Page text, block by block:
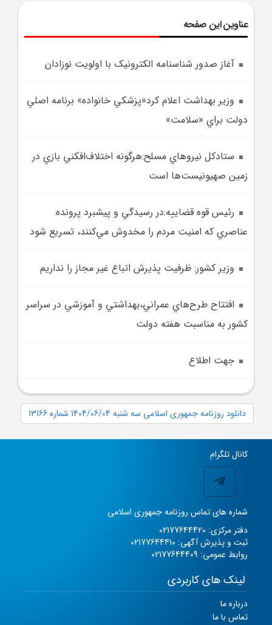
عناوین این صفحه
آغاز صدور شناسنامه الکترونيک با اولويت نوزادان
وزير بهداشت اعلام کرد«پزشکي خانواده» برنامه اصلي
دولت براي «سلامت»
ستادکل نيروهاي مسلح:هرگونه اختلاف‌افکني بازي در
زمين صهيونيست‌ها است
رئيس قوه قضاييه:در رسيدگي و پيشبرد پرونده
عناصري که امنيت مردم را مخدوش مي‌کنند، تسريع شود
وزير کشور: ظرفيت پذيرش اتباع غير مجاز را نداريم
افتتاح طرح‌هاي عمراني،بهداشتي و آموزشي در سراسر
کشور به مناسبت هفته دولت
جهت اطلاع
دانلود روزنامه جمهوری اسلامی سه شنبه 1404/06/04 شماره 13166
کانال تلگرام
شماره های تماس روزنامه جمهوری اسلامی
دفتر مرکزی: 02177644420
ثبت و پذیرش آگهی: 02177644410
روابط عمومی: 02177644409
لینک های کاربردی
درباره ما
تماس با ما